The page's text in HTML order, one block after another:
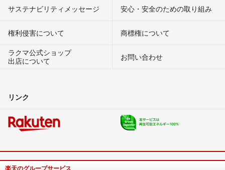
サステナビリティメッセージ 安心・安全のための取り組み
権利侵害について
商標権について
ラクマ公式ショップ
出店について
お問い合わせ
リンク
楽天のグループサービス